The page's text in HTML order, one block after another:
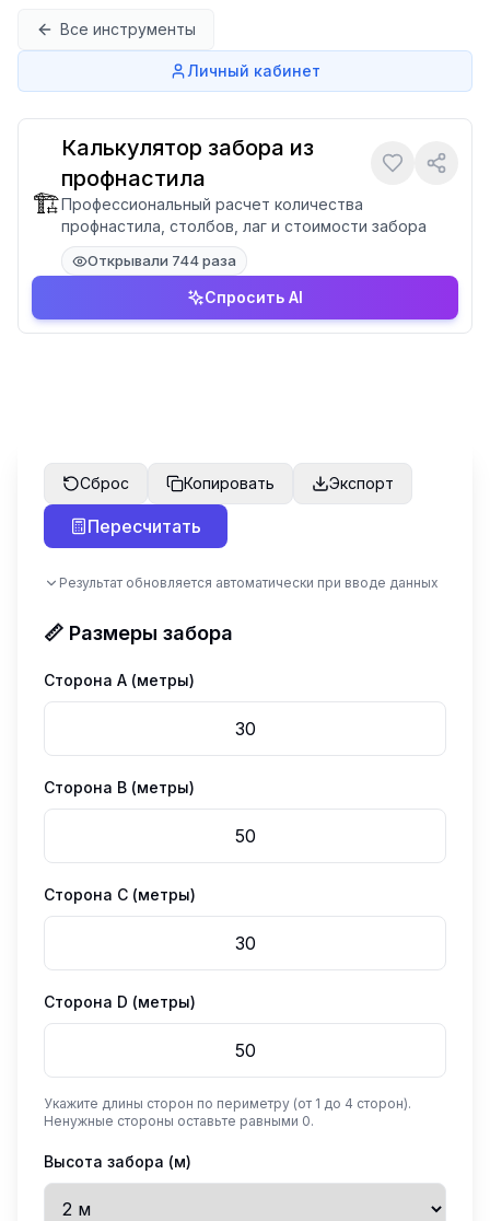
Все инструменты
Личный кабинет
🏗️
Калькулятор забора из
профнастила
Профессиональный расчет количества
профнастила, столбов, лаг и стоимости забора
Открывали 744 раза
Спросить AI
Сброс Копировать Экспорт
Пересчитать
Результат обновляется автоматически при вводе данных
📏 Размеры забора
Сторона A (метры)
Сторона B (метры)
Сторона C (метры)
Сторона D (метры)
Укажите длины сторон по периметру (от 1 до 4 сторон).
Ненужные стороны оставьте равными 0.
Высота забора (м)